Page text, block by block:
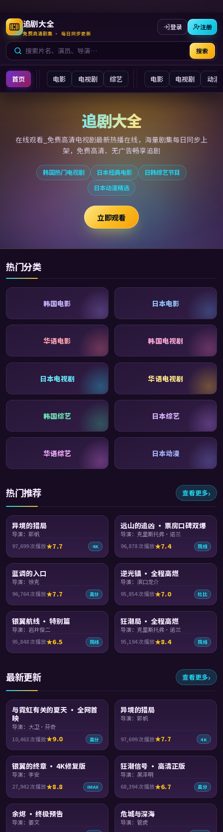
追剧大全
免费高清剧集 · 每日同步更新
搜索
登录 注册
首页 电影 电视剧 综艺 电影 电视剧 动漫
追剧大全
追剧大全
在线观看_免费高清电视剧最新热播在线，海量剧集每日同步上
架，免费高清、无广告畅享追剧
韩国热门电视剧 日本经典电影
日韩综艺节目
日本动漫精选
立即观看
热门分类
韩国电影 日本电影
华语电影 韩国电视剧
日本电视剧 华语电视剧
韩国综艺 日本综艺
华语综艺 日本动漫
热门推荐 查看更多
异境的猎局
导演：郭帆
97,699次播放 7.7 4K
远山的追凶 · 票房口碑双爆
导演：克里斯托弗·诺兰
96,878次播放 7.4 院线
蓝调的入口
导演：徐克
96,764次播放 7.7 高分
逆光镇 · 全程高燃
导演：滨口龙介
95,854次播放 7.0 杜比
银翼航线 · 特别篇
导演：岩井俊二
95,848 次播放 6.5 院线
狂潮局 · 全程高燃
导演：克里斯托弗·诺兰
95,194次播放 8.4 院线
最新更新 查看更多
与霓虹有关的夏天 · 全网首
映
导演：大卫·芬奇
10,463 次播放 9.0 高分
异境的猎局
导演：郭帆
97,699次播放 7.7 4K
银翼的终章 · 4K修复版
导演：李安
27,942 次播放 8.8 IMAX
狂潮信号 · 高清正版
导演：黑泽明
68,394次播放 6.7 高分
余烬 · 终极预告
导演：姜文
危城与深海
导演：管虎